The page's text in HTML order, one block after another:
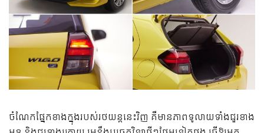
ចំណែកផ្នែកខាងក្នុងរបស់រថយន្តនេះវិញ គឺមានភាពទូលាយទាំងជួរខាង